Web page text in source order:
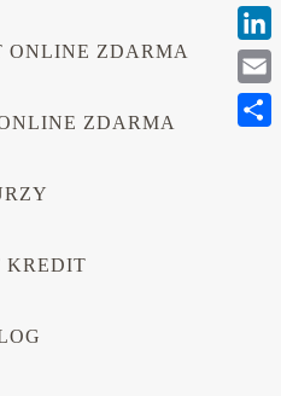
ZDARMA
ZDARMA
KREDIT